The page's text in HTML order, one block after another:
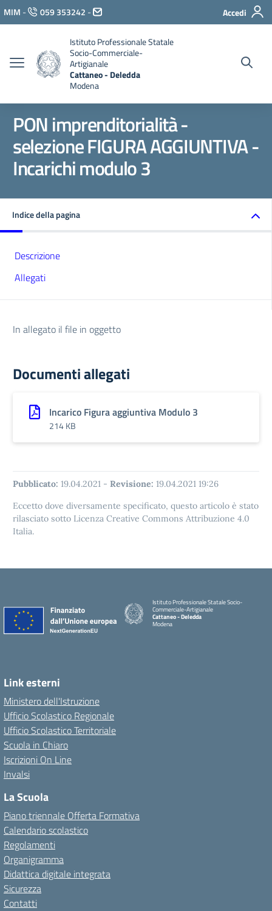
Vai ai contenuti
Vai al menu di navigazione
Vai al footer
MIM - 059 353242 - Accedi
Istituto Professionale Statale
Socio-Commerciale-
Artigianale
Cattaneo - Deledda
Modena
PON imprenditorialità -
selezione FIGURA AGGIUNTIVA -
Incarichi modulo 3
Indice della pagina
Descrizione
Allegati
In allegato il file in oggetto
Documenti allegati
Incarico Figura aggiuntiva Modulo 3
214 KB
Pubblicato: 19.04.2021 - Revisione: 19.04.2021 19:26
Eccetto dove diversamente specificato, questo articolo è stato
rilasciato sotto Licenza Creative Commons Attribuzione 4.0
Italia.
Istituto Professionale Statale Socio-
Commerciale-Artigianale
Cattaneo - Deledda
Modena
Link esterni
Ministero dell'Istruzione
Ufficio Scolastico Regionale
Ufficio Scolastico Territoriale
Scuola in Chiaro
Iscrizioni On Line
Invalsi
La Scuola
Piano triennale Offerta Formativa
Calendario scolastico
Regolamenti
Organigramma
Didattica digitale integrata
Sicurezza
Contatti